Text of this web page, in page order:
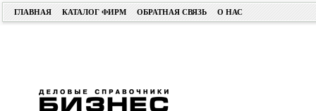
ГЛАВНАЯ КАТАЛОГ ФИРМ ОБРАТНАЯ СВЯЗЬ О НАС